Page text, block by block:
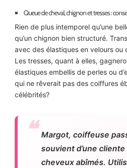
Queue de cheval, chignon et tresses :
Rien de plus intemporel qu’une
qu’un chignon bien structuré.
avec des élastiques en velours ou
Les tresses, quant à elles,
élastiques embellis de perles ou
qui ne rêverait pas des coiffures
célébrités?
Margot, coiffeuse
souvient d’une
cheveux abîmés.